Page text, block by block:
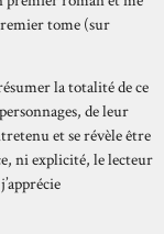
tome (sur
la totalité de ce
de leur
et se révèle être
ni explicité, le lecteur